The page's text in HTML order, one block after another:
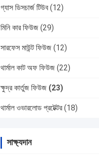
গ্যাস ডিসচার্জ টিউব (12)
মিনি কার ফিউজ (29)
সারফেস মাউন্ট ফিউজ (12)
থার্মাল কাট অফ ফিউজ (22)
ক্ষুদ্র কার্তুজ ফিউজ (23)
থার্মাল ওভারলোড প্রটেক্টর (18)
সাক্ষ্যদান